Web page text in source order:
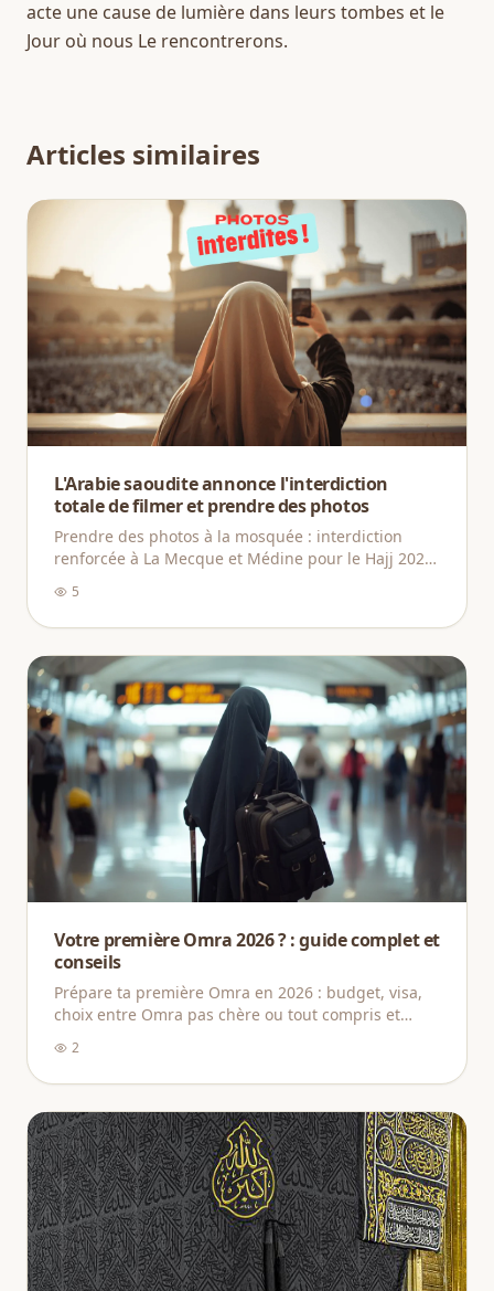
acte une cause de lumière dans leurs tombes et le
Jour où nous Le rencontrerons.
Articles similaires
L'Arabie saoudite annonce l'interdiction
totale de filmer et prendre des photos
Prendre des photos à la mosquée : interdiction
renforcée à La Mecque et Médine pour le Hajj 2026,
5
Votre première Omra 2026 ? : guide complet et
conseils
Prépare ta première Omra en 2026 : budget, visa,
choix entre Omra pas chère ou tout compris et
2